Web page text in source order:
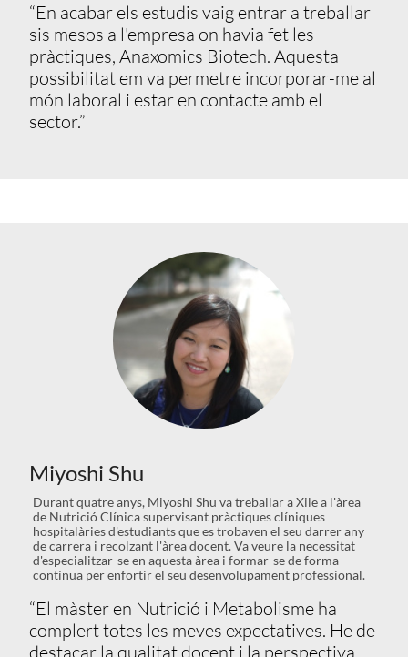
“En acabar els estudis vaig entrar a treballar
sis mesos a l'empresa on havia fet les
pràctiques, Anaxomics Biotech. Aquesta
possibilitat em va permetre incorporar-me al
món laboral i estar en contacte amb el
sector.”
Miyoshi Shu
Durant quatre anys, Miyoshi Shu va treballar a Xile a l'àrea
de Nutrició Clínica supervisant pràctiques clíniques
hospitalàries d'estudiants que es trobaven el seu darrer any
de carrera i recolzant l'àrea docent. Va veure la necessitat
d'especialitzar-se en aquesta àrea i formar-se de forma
contínua per enfortir el seu desenvolupament professional.
“El màster en Nutrició i Metabolisme ha
complert totes les meves expectatives. He de
destacar la qualitat docent i la perspectiva